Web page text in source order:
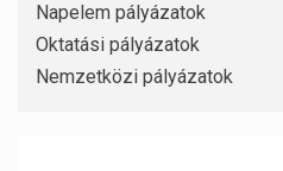
Napelem pályázatok
Oktatási pályázatok
Nemzetközi pályázatok